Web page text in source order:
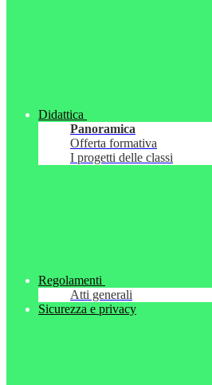
Didattica
Panoramica
Offerta formativa
I progetti delle classi
Regolamenti
Atti generali
Sicurezza e privacy